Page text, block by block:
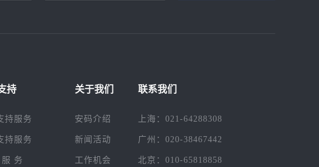
持
持服务
持服务
务
关于我们
安码介绍
新闻活动
工作机会
联系我们
上海：021-64288308
广州：020-38467442
北京：010-65818858